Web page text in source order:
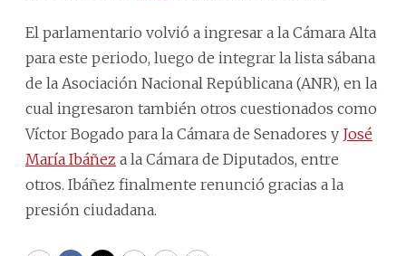
El parlamentario volvió a ingresar a la Cámara Alta
para este periodo, luego de integrar la lista sábana
de la Asociación Nacional Repúblicana (ANR), en la
cual ingresaron también otros cuestionados como
Víctor Bogado para la Cámara de Senadores y José
María Ibáñez a la Cámara de Diputados, entre
otros. Ibáñez finalmente renunció gracias a la
presión ciudadana.